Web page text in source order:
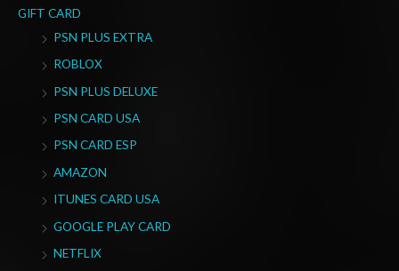
GIFT CARD
PSN PLUS EXTRA
ROBLOX
PSN PLUS DELUXE
PSN CARD USA
PSN CARD ESP
AMAZON
ITUNES CARD USA
GOOGLE PLAY CARD
NETFLIX